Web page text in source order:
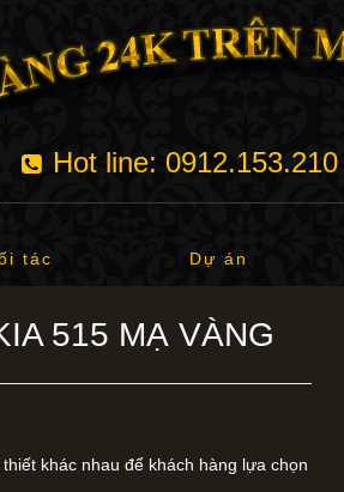
Hot line:
tác Dự án
515 MẠ VÀNG
khác nhau để khách hàng lựa chọn